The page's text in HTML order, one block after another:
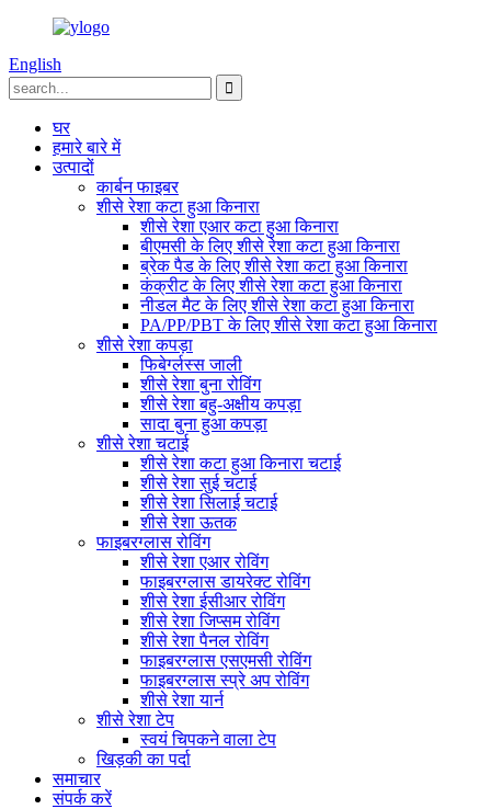
English
घर
हमारे बारे में
उत्पादों
कार्बन फाइबर
शीसे रेशा कटा हुआ किनारा
शीसे रेशा एआर कटा हुआ किनारा
बीएमसी के लिए शीसे रेशा कटा हुआ किनारा
ब्रेक पैड के लिए शीसे रेशा कटा हुआ किनारा
कंक्रीट के लिए शीसे रेशा कटा हुआ किनारा
नीडल मैट के लिए शीसे रेशा कटा हुआ किनारा
PA/PP/PBT के लिए शीसे रेशा कटा हुआ किनारा
शीसे रेशा कपड़ा
फिबेर्ग्लस्स जाली
शीसे रेशा बुना रोविंग
शीसे रेशा बहु-अक्षीय कपड़ा
सादा बुना हुआ कपड़ा
शीसे रेशा चटाई
शीसे रेशा कटा हुआ किनारा चटाई
शीसे रेशा सुई चटाई
शीसे रेशा सिलाई चटाई
शीसे रेशा ऊतक
फाइबरग्लास रोविंग
शीसे रेशा एआर रोविंग
फाइबरग्लास डायरेक्ट रोविंग
शीसे रेशा ईसीआर रोविंग
शीसे रेशा जिप्सम रोविंग
शीसे रेशा पैनल रोविंग
फाइबरग्लास एसएमसी रोविंग
फाइबरग्लास स्प्रे अप रोविंग
शीसे रेशा यार्न
शीसे रेशा टेप
स्वयं चिपकने वाला टेप
खिड़की का पर्दा
समाचार
संपर्क करें